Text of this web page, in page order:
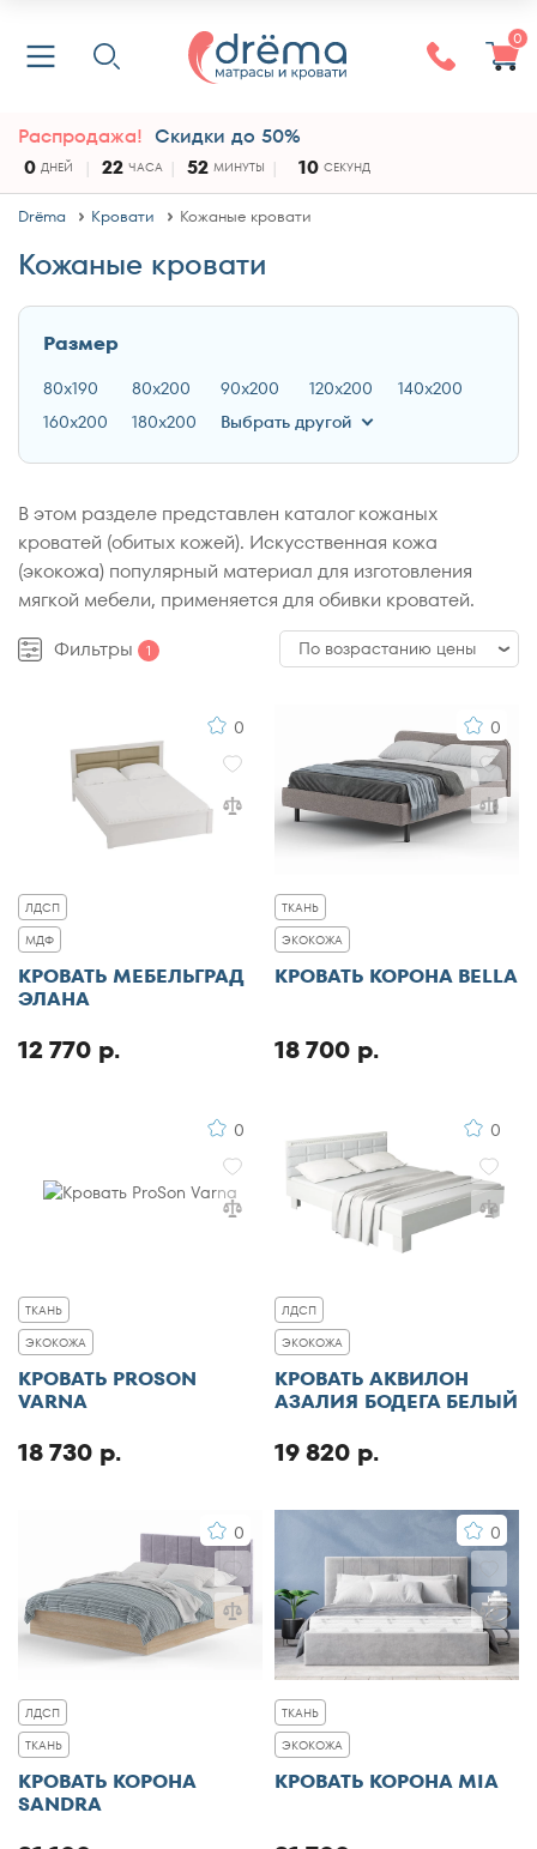
0
Распродажа! Скидки до 50%
0 ДНЕЙ 22 ЧАСА 52 МИНУТЫ 9 СЕКУНД
Drёma Кровати Кожаные кровати
Кожаные кровати
Размер
80x190 80x200 90x200 120x200
140x200
160x200
180x200 Выбрать другой
В этом разделе представлен каталог кожаных
кроватей (обитых кожей). Искусственная кожа
(экокожа) популярный материал для изготовления
мягкой мебели, применяется для обивки кроватей.
Фильтры
1 По возрастанию цены
По убыванию цены
По популярности
По рейтингу
0
ЛДСП
МДФ
КРОВАТЬ МЕБЕЛЬГРАД
ЭЛАНА
12 770 р.
0
ТКАНЬ
ЭКОКОЖА
КРОВАТЬ КОРОНА BELLA
18 700 р.
0
ТКАНЬ
ЭКОКОЖА
КРОВАТЬ PROSON
VARNA
18 730 р.
0
ЛДСП
ЭКОКОЖА
КРОВАТЬ АКВИЛОН
АЗАЛИЯ БОДЕГА БЕЛЫЙ
19 820 р.
0
ЛДСП
ТКАНЬ
КРОВАТЬ КОРОНА
SANDRA
0
ТКАНЬ
ЭКОКОЖА
КРОВАТЬ КОРОНА MIA